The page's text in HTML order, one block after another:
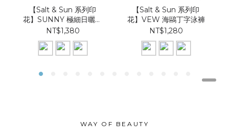
【Salt & Sun 系列印
花】SUNNY 極細日曬丁
字泳褲
NT$1,380
【Salt & Sun 系列印
花】VEW 海鷗丁字泳褲
NT$1,280
WAY OF BEAUTY